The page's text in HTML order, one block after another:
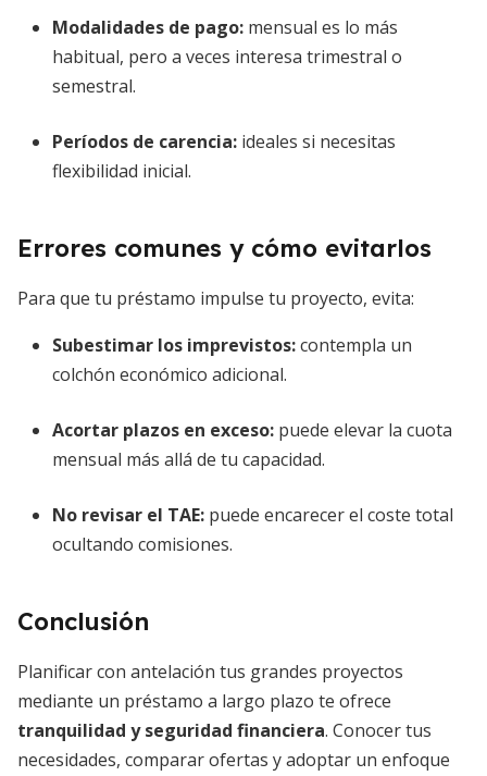
Modalidades de pago: mensual es lo más
habitual, pero a veces interesa trimestral o
semestral.
Períodos de carencia: ideales si necesitas
flexibilidad inicial.
Errores comunes y cómo evitarlos
Para que tu préstamo impulse tu proyecto, evita:
Subestimar los imprevistos:contempla un
colchón económico adicional.
Acortar plazos en exceso: puede elevar la cuota
mensual más allá de tu capacidad.
No revisar el TAE: puede encarecer el coste total
ocultando comisiones.
Conclusión
Planificar con antelación tus grandes proyectos
mediante un préstamo a largo plazo te ofrece
tranquilidad y seguridad financiera. Conocer tus
necesidades, comparar ofertas y adoptar un enfoque